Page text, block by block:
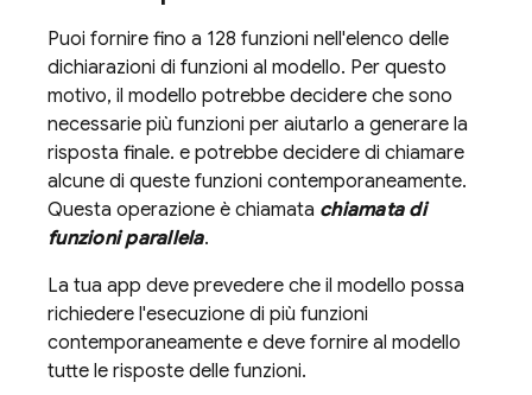
Puoi fornire fino a 128 funzioni nell'elenco delle
dichiarazioni di funzioni al modello. Per questo
motivo, il modello potrebbe decidere che sono
necessarie più funzioni per aiutarlo a generare la
risposta finale. e potrebbe decidere di chiamare
alcune di queste funzioni contemporaneamente.
Questa operazione è chiamata chiamata di
funzioni parallela.
La tua app deve prevedere che il modello possa
richiedere l'esecuzione di più funzioni
contemporaneamente e deve fornire al modello
tutte le risposte delle funzioni.